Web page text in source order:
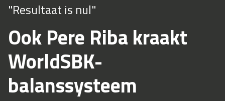
"Resultaat is nul"
Ook Pere Riba kraakt
WorldSBK-
balanssysteem